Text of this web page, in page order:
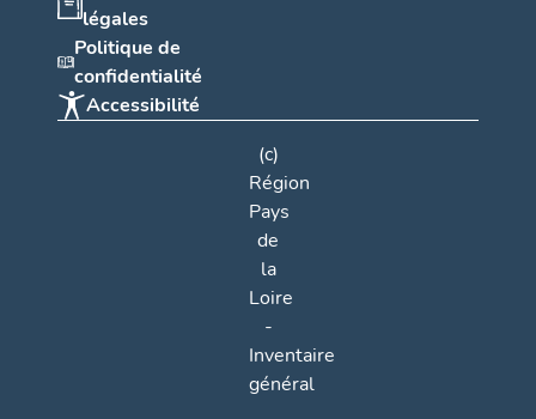
légales
Politique de
confidentialité
Accessibilité
(c)
Région
Pays
de
la
Loire
-
Inventaire
général